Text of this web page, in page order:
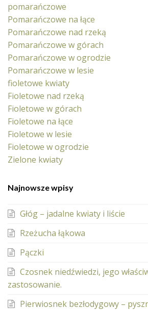
pomarańczowe
Pomarańczowe na łące
Pomarańczowe nad rzeką
Pomarańczowe w górach
Pomarańczowe w ogrodzie
Pomarańczowe w lesie
fioletowe kwiaty
Fioletowe nad rzeką
Fioletowe w górach
Fioletowe na łące
Fioletowe w lesie
Fioletowe w ogrodzie
Zielone kwiaty
Najnowsze wpisy
Głóg – jadalne kwiaty i liście
Rzeżucha łąkowa
Pączki
Czosnek niedźwiedzi, jego
zastosowanie.
Pierwiosnek bezłodygowy –